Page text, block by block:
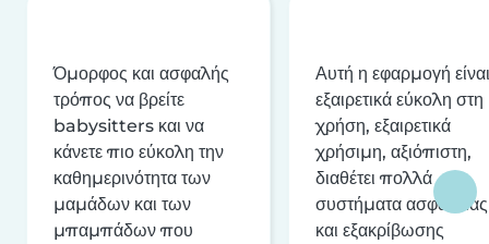
Όμορφος και ασφαλής
τρόπος να βρείτε
babysitters και να
κάνετε πιο εύκολη την
καθημερινότητα των
μαμάδων και των
μπαμπάδων που
Αυτή η εφαρμογή είναι
εξαιρετικά εύκολη στη
χρήση, εξαιρετικά
χρήσιμη, αξιόπιστη,
διαθέτει πολλά
συστήματα ασφαλείας
και εξακρίβωσης